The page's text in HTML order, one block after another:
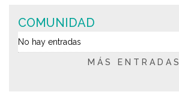
COMUNIDAD
No hay entradas
MÁS ENTRADAS